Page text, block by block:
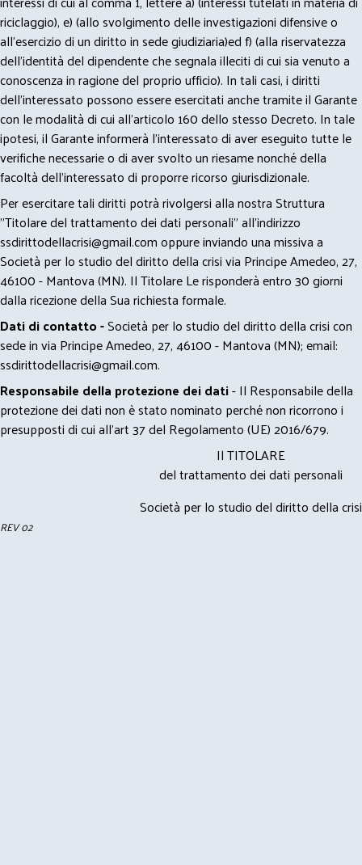
riciclaggio), e) (allo svolgimento delle investigazioni difensive o
all’esercizio di un diritto in sede giudiziaria)ed f) (alla riservatezza
dell’identità del dipendente che segnala illeciti di cui sia venuto a
conoscenza in ragione del proprio ufficio). In tali casi, i diritti
dell’interessato possono essere esercitati anche tramite il Garante
con le modalità di cui all’articolo 160 dello stesso Decreto. In tale
ipotesi, il Garante informerà l’interessato di aver eseguito tutte le
verifiche necessarie o di aver svolto un riesame nonché della
facoltà dell’interessato di proporre ricorso giurisdizionale.
Per esercitare tali diritti potrà rivolgersi alla nostra Struttura
"Titolare del trattamento dei dati personali" all'indirizzo
ssdirittodellacrisi@gmail.comoppure inviando una missiva a
Società per lo studio del diritto della crisi via Principe Amedeo, 27,
46100 - Mantova (MN). Il Titolare Le risponderà entro 30 giorni
dalla ricezione della Sua richiesta formale.
Dati di contatto -Società per lo studio del diritto della crisi con
sede in via Principe Amedeo, 27, 46100 - Mantova (MN); email:
ssdirittodellacrisi@gmail.com.
Responsabile della protezione dei dati- Il Responsabile della
protezione dei dati non è stato nominato perché non ricorrono i
presupposti di cui all’art 37 del Regolamento (UE) 2016/679.
Il TITOLARE
del trattamento dei dati personali
Società per lo studio del diritto della crisi
REV 02